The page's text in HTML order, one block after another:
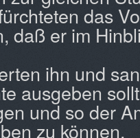
das
daß er im
ihn und
ausgeben
und so der
zu können.